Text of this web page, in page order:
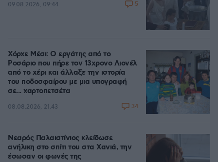
09.08.2026, 09:44 5
Χόρχε Μέσι: Ο εργάτης από το
Ροσάριο που πήρε τον 13χρονο Λιονέλ
από το χέρι και άλλαξε την ιστορία
του ποδοσφαίρου με μια υπογραφή
σε... χαρτοπετσέτα
08.08.2026, 21:43 34
Νεαρός Παλαιστίνιος κλείδωσε
ανήλικη στο σπίτι του στα Χανιά, την
έσωσαν οι φωνές της